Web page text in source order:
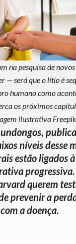
na pesquisa de
— será que o lítio é
humano como
os próximos
ilustrativa
níveis desse
estão ligados
querem
prevenir a
a doença.